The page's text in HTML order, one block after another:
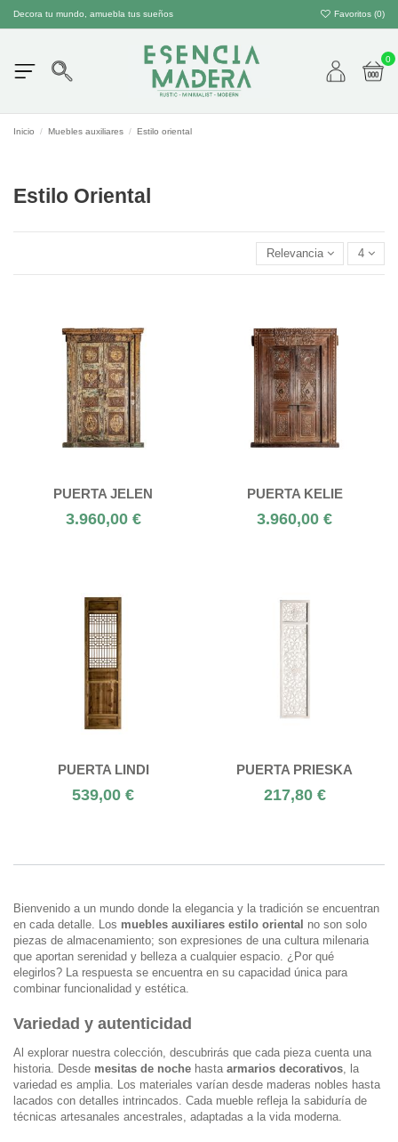
Decora tu mundo, amuebla tus sueños Favoritos (0)
0
Inicio Muebles auxiliares Estilo oriental
Estilo Oriental
Relevancia 4
PUERTA JELEN
3.960,00 €
PUERTA KELIE
3.960,00 €
PUERTA LINDI
539,00 €
PUERTA PRIESKA
217,80 €
Bienvenido a un mundo donde la elegancia y la tradición se encuentran
en cada detalle. Los muebles auxiliares estilo oriental no son solo
piezas de almacenamiento; son expresiones de una cultura milenaria
que aportan serenidad y belleza a cualquier espacio. ¿Por qué
elegirlos? La respuesta se encuentra en su capacidad única para
combinar funcionalidad y estética.
Variedad y autenticidad
Al explorar nuestra colección, descubrirás que cada pieza cuenta una
historia. Desde mesitas de noche hasta armarios decorativos , la
variedad es amplia. Los materiales varían desde maderas nobles hasta
lacados con detalles intrincados. Cada mueble refleja la sabiduría de
técnicas artesanales ancestrales, adaptadas a la vida moderna.